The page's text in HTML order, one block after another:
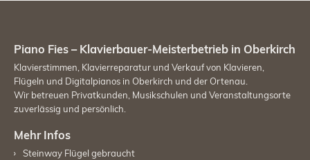
Gutachten
Klavier-
Unterricht
Kaufberatung
Piano Fies – Klavierbauer-Meisterbetrieb in Oberkirch
Klavierstimmen, Klavierreparatur und Verkauf von Klavieren,
Flügeln und Digitalpianos in Oberkirch und der Ortenau.
Wir betreuen Privatkunden, Musikschulen und Veranstaltungsorte
zuverlässig und persönlich.
Mehr Infos
Steinway Flügel gebraucht